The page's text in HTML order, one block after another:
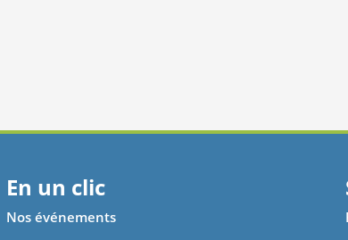
En un clic
Nos événements